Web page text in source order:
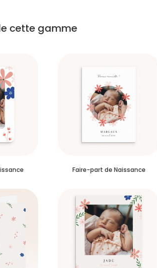
cette gamme
Faire-part de Naissance